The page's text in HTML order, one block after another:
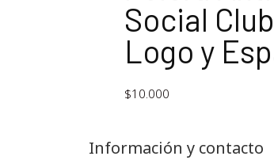
Social
Logo y
$10.000
Información y contacto